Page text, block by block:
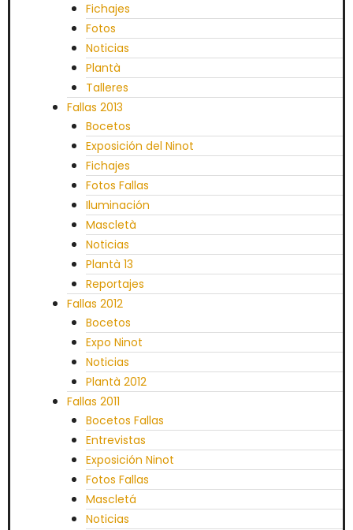
Fichajes
Fotos
Noticias
Plantà
Talleres
Fallas 2013
Bocetos
Exposición del Ninot
Fichajes
Fotos Fallas
Iluminación
Mascletà
Noticias
Plantà 13
Reportajes
Fallas 2012
Bocetos
Expo Ninot
Noticias
Plantà 2012
Fallas 2011
Bocetos Fallas
Entrevistas
Exposición Ninot
Fotos Fallas
Mascletá
Noticias